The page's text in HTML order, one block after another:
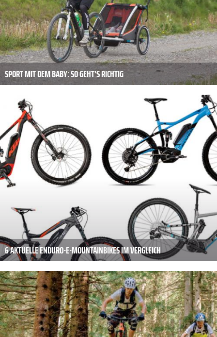
SPORT MIT DEM BABY: SO GEHT'S RICHTIG
6 AKTUELLE ENDURO-E-MOUNTAINBIKES IM VERGLEICH